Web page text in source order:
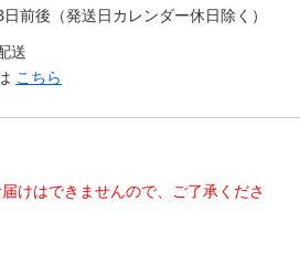
前後（発送日カレンダー休日除く）
送
こちら
けはできませんので、ご了承くださ